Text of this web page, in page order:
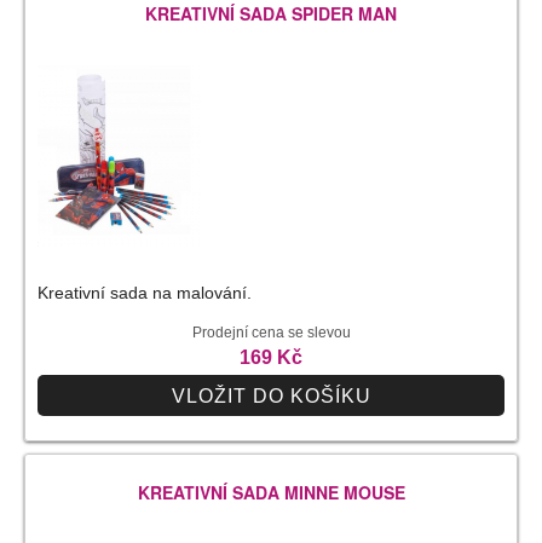
KREATIVNÍ SADA SPIDER MAN
Kreativní sada na malování.
Prodejní cena se slevou
169 Kč
VLOŽIT DO KOŠÍKU
KREATIVNÍ SADA MINNE MOUSE